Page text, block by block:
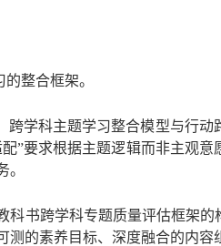
整合框架。
：跨学科主题学习整合模型与行
”要求根据主题逻辑而非主观
。
科书跨学科专题质量评估框架
测的素养目标、深度融合的内